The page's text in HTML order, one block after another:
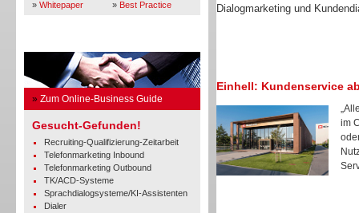
» Whitepaper » Best Practice
» Zum Online-Business Guide
Gesucht-Gefunden!
Recruiting-Qualifizierung-Zeitarbeit
Telefonmarketing Inbound
Telefonmarketing Outbound
TK/ACD-Systeme
Sprachdialogsysteme/KI-Assistenten
Dialer
Dialogmarketing und
Einhell: Kundenservice
im